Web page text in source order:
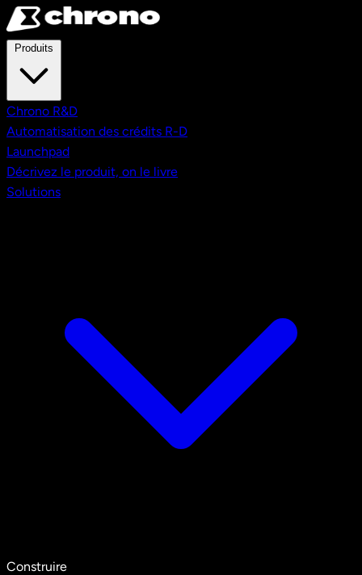
Aller au contenu principal
Chrono R&D
Automatisation des crédits R-D
Launchpad
Décrivez le produit, on le livre
Solutions
Construire